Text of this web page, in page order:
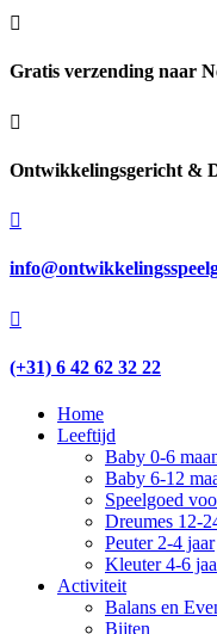

Gratis verzending naar

Ontwikkelingsgericht &


(+31) 6 42 62 32 22
Home
Leeftijd
Baby 0-6
Baby 6-12
Speelgoed
Dreumes 12-
Peuter 2-4 jaar
Kleuter 4-6
Activiteit
Balans en
Bijten